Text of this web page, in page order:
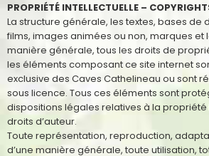
PROPRIÉTÉ INTELLECTUELLE –
La structure générale, les textes, bases de
films, images animées ou non, marques et
manière générale, tous les droits de
les éléments composant ce site internet
exclusive des Caves Cathelineau ou sont
sous licence. Tous ces éléments sont
dispositions légales relatives à la
droits d’auteur.
Toute représentation, reproduction,
d’une manière générale, toute utilisation,